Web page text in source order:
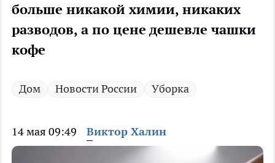
больше никакой химии, никаких
разводов, а по цене дешевле чашки
кофе
Дом Новости России Уборка
14 мая 09:49 Виктор Халин